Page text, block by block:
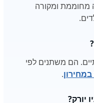
מחוממת ומקורה
הם משתנים לפי
.
יורק?